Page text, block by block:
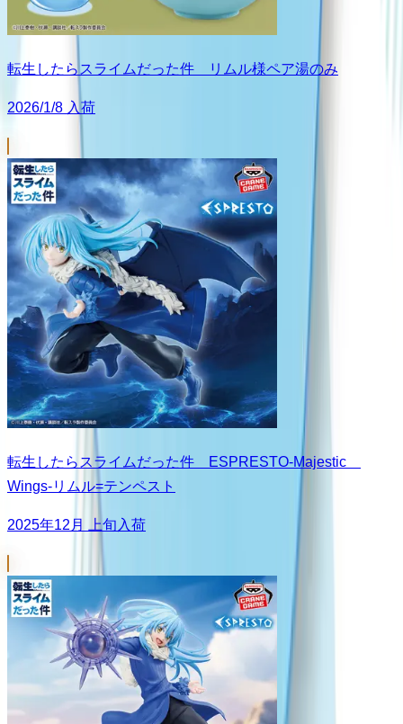
転生したらスライムだった件 リムル様ペア湯のみ
2026/1/8 入荷
転生したらスライムだった件 ESPRESTO-Majestic
Wings-リムル=テンペスト
2025年12月 上旬入荷